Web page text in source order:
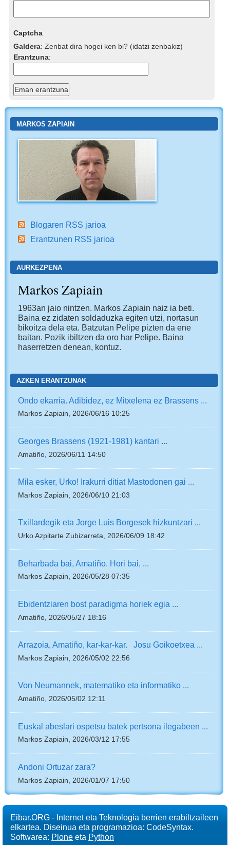
Captcha
Galdera:Zenbat dira hogei ken bi? (idatzi zenbakiz)
Erantzuna:
MARKOS ZAPIAIN
Blogaren RSS jarioa
Erantzunen RSS jarioa
AURKEZPENA
Markos Zapiain
1963an jaio nintzen. Markos Zapiain naiz ia beti.
Baina ez zidaten soldaduzka egiten utzi, nortasun
bikoitza dela eta. Batzutan Pelipe pizten da ene
baitan. Pozik ibiltzen da oro har Pelipe. Baina
haserretzen denean, kontuz.
AZKEN ERANTZUNAK
Ondo ekarria. Adibidez, ez Mitxelena ez Brassens ...
Markos Zapiain, 2026/06/16 10:25
Georges Brassens (1921-1981) kantari ...
Amatiño, 2026/06/11 14:50
Mila esker, Urko! Irakurri ditiat Mastodonen gai ...
Markos Zapiain, 2026/06/10 21:03
Txillardegik eta Jorge Luis Borgesek hizkuntzari ...
Urko Azpitarte Zubizarreta, 2026/06/09 18:42
Beharbada bai, Amatiño. Hori bai, ...
Markos Zapiain, 2026/05/28 07:35
Ebidentziaren bost paradigma horiek egia ...
Amatiño, 2026/05/27 18:16
Arrazoia, Amatiño, kar-kar-kar. Josu Goikoetxea ...
Markos Zapiain, 2026/05/02 22:56
Von Neumannek, matematiko eta informatiko ...
Amatiño, 2026/05/02 12:11
Euskal abeslari ospetsu batek pertsona ilegabeen ...
Markos Zapiain, 2026/03/12 17:55
Andoni Ortuzar zara?
Markos Zapiain, 2026/01/07 17:50
Eibar.ORG - Internet eta Teknologia berrien erabiltzaileen
elkartea. Diseinua eta programazioa: CodeSyntax.
Softwarea: Plone eta Python